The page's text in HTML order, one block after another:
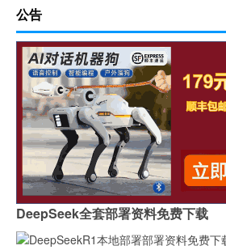
公告
DeepSeek全套部署资料免费下载